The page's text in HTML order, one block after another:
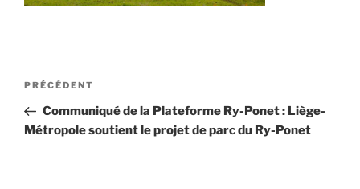
Navigation
l’article
Article
précédent
PRÉCÉDENT
Communiqué de la Plateforme Ry-Ponet : Liège-
Métropole soutient le projet de parc du Ry-Ponet